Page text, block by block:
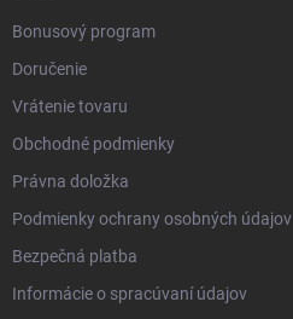
Bonusový program
Doručenie
Vrátenie tovaru
Obchodné podmienky
Právna doložka
Podmienky ochrany osobných údajov
Bezpečná platba
Informácie o spracúvaní údajov